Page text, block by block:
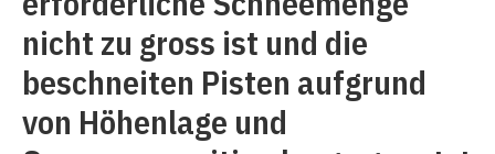
nicht zu gross ist und die
beschneiten Pisten aufgrund
von Höhenlage und